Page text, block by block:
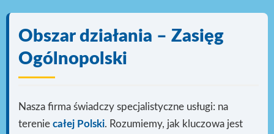
Obszar działania – Zasięg
Ogólnopolski
Nasza firma świadczy specjalistyczne usługi: na
terenie całej Polski. Rozumiemy, jak kluczowa jest